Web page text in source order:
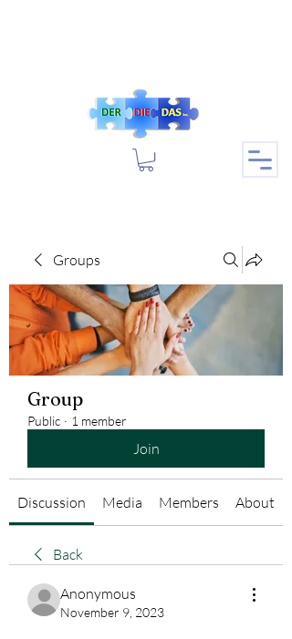
Groups
Group
Public · 1 member
Join
Discussion Media Members About
Back
Anonymous
November 9, 2023